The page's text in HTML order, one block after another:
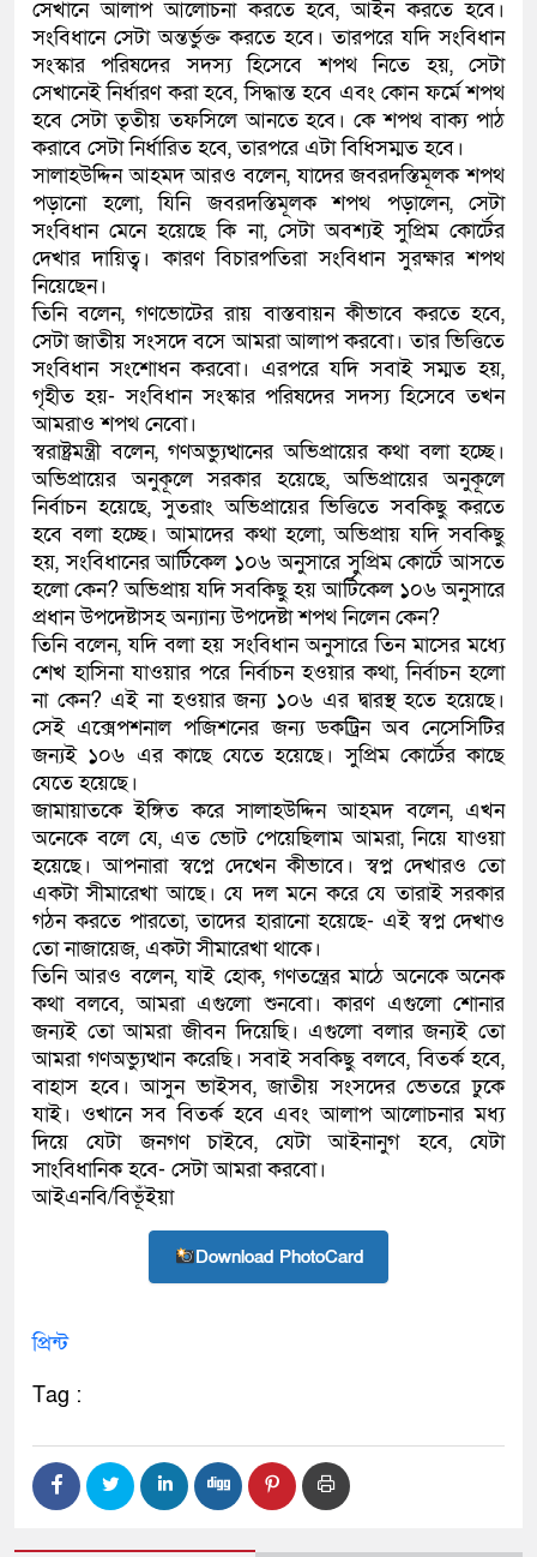
সেখানে আলাপ আলোচনা করতে হবে, আইন করতে হবে।
সংবিধানে সেটা অন্তর্ভুক্ত করতে হবে। তারপরে যদি সংবিধান
সংস্কার পরিষদের সদস্য হিসেবে শপথ নিতে হয়, সেটা
সেখানেই নির্ধারণ করা হবে, সিদ্ধান্ত হবে এবং কোন ফর্মে শপথ
হবে সেটা তৃতীয় তফসিলে আনতে হবে। কে শপথ বাক্য পাঠ
করাবে সেটা নির্ধারিত হবে, তারপরে এটা বিধিসম্মত হবে।
সালাহউদ্দিন আহমদ আরও বলেন, যাদের জবরদস্তিমূলক শপথ
পড়ানো হলো, যিনি জবরদস্তিমূলক শপথ পড়ালেন, সেটা
সংবিধান মেনে হয়েছে কি না, সেটা অবশ্যই সুপ্রিম কোর্টের
দেখার দায়িত্ব। কারণ বিচারপতিরা সংবিধান সুরক্ষার শপথ
নিয়েছেন।
তিনি বলেন, গণভোটের রায় বাস্তবায়ন কীভাবে করতে হবে,
সেটা জাতীয় সংসদে বসে আমরা আলাপ করবো। তার ভিত্তিতে
সংবিধান সংশোধন করবো। এরপরে যদি সবাই সম্মত হয়,
গৃহীত হয়- সংবিধান সংস্কার পরিষদের সদস্য হিসেবে তখন
আমরাও শপথ নেবো।
স্বরাষ্ট্রমন্ত্রী বলেন, গণঅভ্যুত্থানের অভিপ্রায়ের কথা বলা হচ্ছে।
অভিপ্রায়ের অনুকূলে সরকার হয়েছে, অভিপ্রায়ের অনুকূলে
নির্বাচন হয়েছে, সুতরাং অভিপ্রায়ের ভিত্তিতে সবকিছু করতে
হবে বলা হচ্ছে। আমাদের কথা হলো, অভিপ্রায় যদি সবকিছু
হয়, সংবিধানের আর্টিকেল ১০৬ অনুসারে সুপ্রিম কোর্টে আসতে
হলো কেন? অভিপ্রায় যদি সবকিছু হয় আর্টিকেল ১০৬ অনুসারে
প্রধান উপদেষ্টাসহ অন্যান্য উপদেষ্টা শপথ নিলেন কেন?
তিনি বলেন, যদি বলা হয় সংবিধান অনুসারে তিন মাসের মধ্যে
শেখ হাসিনা যাওয়ার পরে নির্বাচন হওয়ার কথা, নির্বাচন হলো
না কেন? এই না হওয়ার জন্য ১০৬ এর দ্বারস্থ হতে হয়েছে।
সেই এক্সেপশনাল পজিশনের জন্য ডকট্রিন অব নেসেসিটির
জন্যই ১০৬ এর কাছে যেতে হয়েছে। সুপ্রিম কোর্টের কাছে
যেতে হয়েছে।
জামায়াতকে ইঙ্গিত করে সালাহউদ্দিন আহমদ বলেন, এখন
অনেকে বলে যে, এত ভোট পেয়েছিলাম আমরা, নিয়ে যাওয়া
হয়েছে। আপনারা স্বপ্নে দেখেন কীভাবে। স্বপ্ন দেখারও তো
একটা সীমারেখা আছে। যে দল মনে করে যে তারাই সরকার
গঠন করতে পারতো, তাদের হারানো হয়েছে- এই স্বপ্ন দেখাও
তো নাজায়েজ, একটা সীমারেখা থাকে।
তিনি আরও বলেন, যাই হোক, গণতন্ত্রের মাঠে অনেকে অনেক
কথা বলবে, আমরা এগুলো শুনবো। কারণ এগুলো শোনার
জন্যই তো আমরা জীবন দিয়েছি। এগুলো বলার জন্যই তো
আমরা গণঅভ্যুত্থান করেছি। সবাই সবকিছু বলবে, বিতর্ক হবে,
বাহাস হবে। আসুন ভাইসব, জাতীয় সংসদের ভেতরে ঢুকে
যাই। ওখানে সব বিতর্ক হবে এবং আলাপ আলোচনার মধ্য
দিয়ে যেটা জনগণ চাইবে, যেটা আইনানুগ হবে, যেটা
সাংবিধানিক হবে- সেটা আমরা করবো।
আইএনবি/বিভূঁইয়া
Download PhotoCard
প্রিন্ট
Tag :